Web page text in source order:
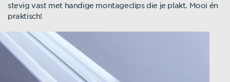
stevig vast met handige montageclips die je plakt. Mooi én
praktisch!